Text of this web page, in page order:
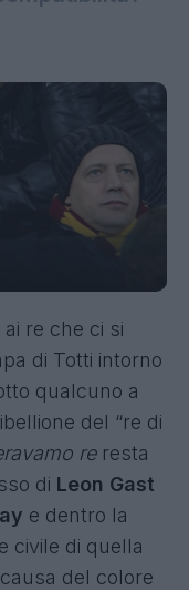
re che ci si
di Totti intorno
qualcuno a
del “re di
reresta
di Leon Gast
e dentro la
civile di quella
del colore